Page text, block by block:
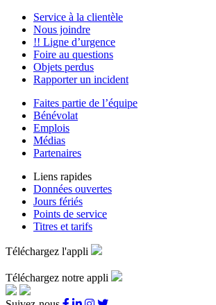
Service à la clientèle
Nous joindre
!! Ligne d’urgence
Foire au questions
Objets perdus
Rapporter un incident
Faites partie de l’équipe
Bénévolat
Emplois
Médias
Partenaires
Liens rapides
Données ouvertes
Jours fériés
Points de service
Titres et tarifs
Téléchargez l'appli
Téléchargez notre appli